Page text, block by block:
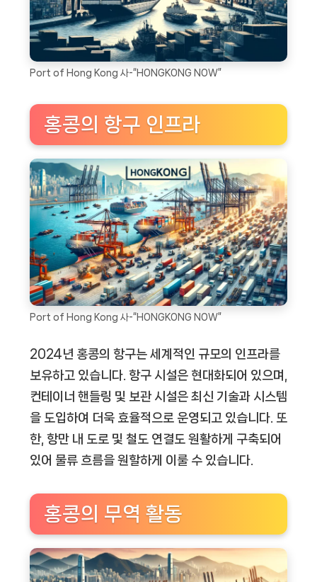
Port of Hong Kong 사-“HONGKONG NOW”
홍콩의 항구 인프라
Port of Hong Kong 사-“HONGKONG NOW”
2024년 홍콩의 항구는 세계적인 규모의 인프라를
보유하고 있습니다. 항구 시설은 현대화되어 있으며,
컨테이너 핸들링 및 보관 시설은 최신 기술과 시스템
을 도입하여 더욱 효율적으로 운영되고 있습니다. 또
한, 항만 내 도로 및 철도 연결도 원활하게 구축되어
있어 물류 흐름을 원할하게 이룰 수 있습니다.
홍콩의 무역 활동